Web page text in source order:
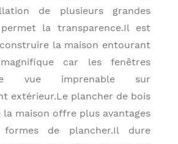
de plusieurs grandes
la transparence.Il est
la maison entourant
car les fenêtres
vue imprenable sur
extérieur.Le plancher de bois
la maison offre plus avantages
formes de plancher.Il dure